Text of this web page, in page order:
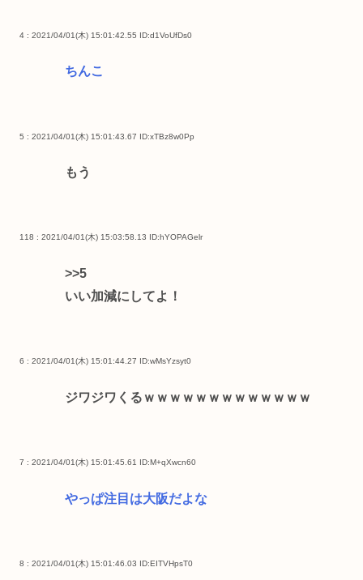
4 : 2021/04/01(木) 15:01:42.55 ID:d1VoUfDs0
ちんこ
5 : 2021/04/01(木) 15:01:43.67 ID:xTBz8w0Pp
もう
118 : 2021/04/01(木) 15:03:58.13 ID:hYOPAGelr
>>5
いい加減にしてよ！
6 : 2021/04/01(木) 15:01:44.27 ID:wMsYzsyt0
ジワジワくるｗｗｗｗｗｗｗｗｗｗｗｗｗ
7 : 2021/04/01(木) 15:01:45.61 ID:M+qXwcn60
やっぱ注目は大阪だよな
8 : 2021/04/01(木) 15:01:46.03 ID:EITVHpsT0